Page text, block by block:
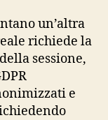
un’altra
richiede la
sessione,
e